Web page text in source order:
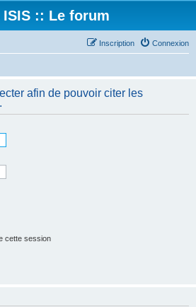
ISIS :: Le forum
Connexion
Inscription
afin de pouvoir citer les
cette session